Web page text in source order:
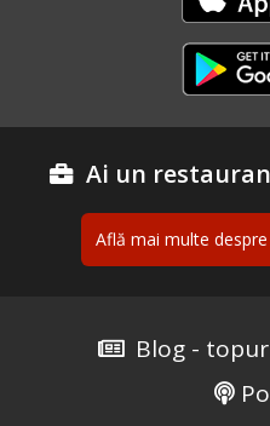
Ai un
Află mai multe
Blog -